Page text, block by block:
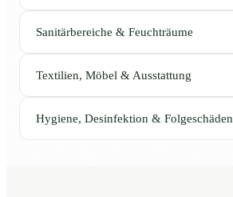
Sanitärbereiche & Feuchträume
Textilien, Möbel & Ausstattung
Hygiene, Desinfektion & Folgeschäden